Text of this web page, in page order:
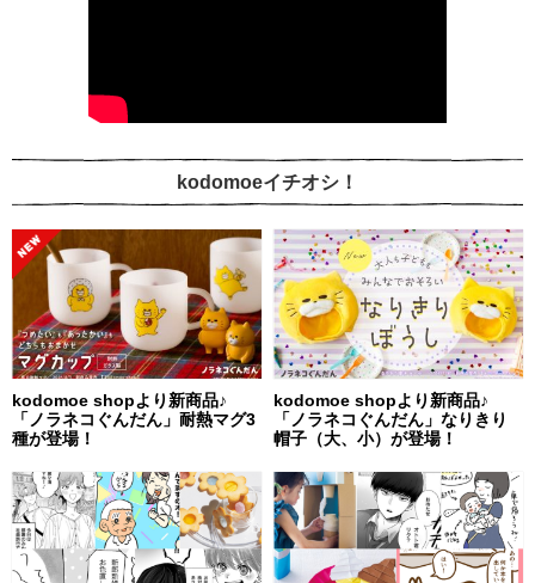
kodomoeイチオシ！
kodomoe shopより新商品♪
「ノラネコぐんだん」耐熱マグ3
種が登場！
kodomoe shopより新商品♪
「ノラネコぐんだん」なりきり
帽子（大、小）が登場！